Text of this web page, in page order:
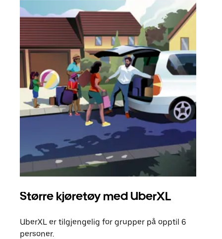
Større kjøretøy med UberXL
UberXL er tilgjengelig for grupper på opptil 6
personer.